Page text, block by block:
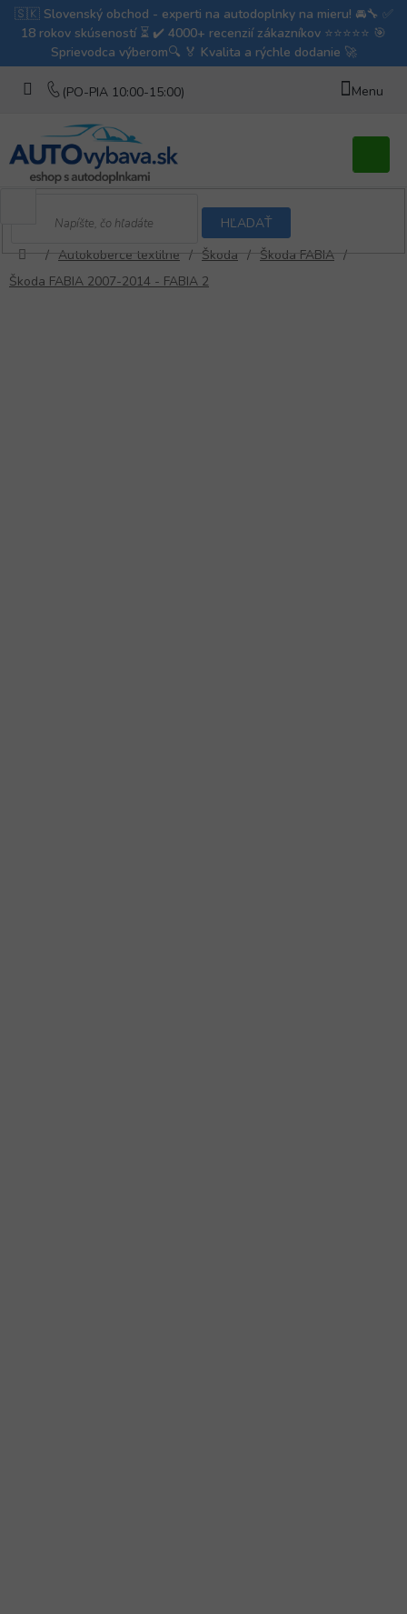
HĽADAŤ
košík
Domov
/ Autokoberce textilne / Škoda / Škoda FABIA /
Škoda FABIA 2007-2014 - FABIA 2